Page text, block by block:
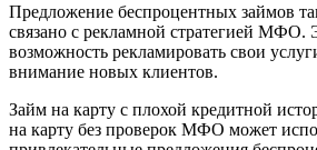
Предложение беспроцентных займов
связано с рекламной стратегией МФО.
возможность рекламировать свои
внимание новых клиентов.
Займ на карту с плохой кредитной
на карту без проверок МФО может